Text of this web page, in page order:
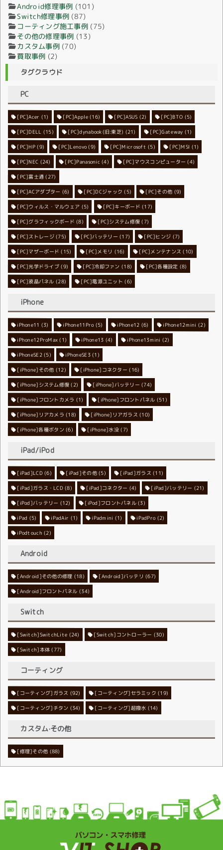
Android修理事例 (101)
Switch修理事例 (87)
コーティング施工事例 (75)
その他の修理事例 (13)
カスタム事例(70)
買取事例 (2)
タグクラウド
PC
[PC]Acer (1) [PC]Apple(16) [PC]ASUS (2) [PC]BTO (5)
[PC]DELL (15) [PC]dynabook(旧:東芝) (21) [PC]Gateway (1)
[PC]HP(9) [PC]Lenovo(9) [PC]Microsoft (5) [PC]MSI (1)
[PC]NEC (24) [PC]Panasonic (4) [PC]マウスコンピューター (4)
[PC]富士通 (27)
[PC]ACアダプター (6) [PC]DCジャック (5) [PC]その他 (9)
[PC]ウィルス・マルウェア (5) [PC]キーボード (17)
[PC]グラフィックボード (8) [PC]システム修復 (7)
[PC]ストレージ(75) [PC]バッテリー (17) [PC]ヒンジ (7)
[PC]マザーボード (15) [PC]メモリ (16) [PC]メンテナンス (10)
[PC]光学ドライブ (9) [PC]冷却ファン (18) [PC]各種設定 (8)
[PC]液晶パネル (28) [PC]電源ユニット (6)
iPhone
iPhone11 (3) iPhone11Pro(5) iPhone12 (6) iPhone12mini (2)
iPhone12ProMax (1) iPhone13 (4) iPhone13mini (2)
iPhoneSE2(5) iPhoneSE3 (1)
[iPhone]その他 (12) [iPhone]コネクター (16)
[iPhone]システム修復 (2) [iPhone]バッテリー (74)
[iPhone]フロントカメラ (1) [iPhone]フロントパネル (51)
[iPhone]リアカメラ (18) [iPhone]リアガラス (10)
[iPhone]各種ボタン (6) [iPhone]水没 (7)
iPad/iPod
[iPad]LCD(6) [iPad]その他 (5) [iPad]ガラス (11)
[iPad]ガラス・LCD(8) [iPad]コネクター (4) [iPad]バッテリー (21)
[iPod]バッテリー (12) [iPod]フロントパネル(3)
iPad (5) iPadAir (1) iPadmini (1) iPadPro(2)
iPodtouch (2)
Android
[Android]その他の修理 (18) [Android]バッテリ (67)
[Android]フロントパネル (34)
Switch
[Switch]SwitchLite (24) [Switch]コントローラー (30)
[Switch]本体 (77)
コーティング
[コーティング]ガラス (92) [コーティング]セラミック (19)
[コーティング]チタン (34) [コーティング]超撥水 (14)
カスタム·その他
[修理]その他 (88)